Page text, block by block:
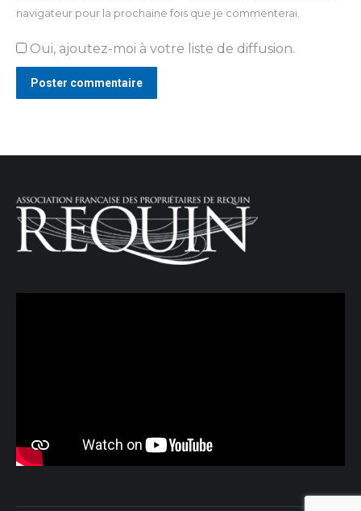
navigateur pour la prochaine fois que je commenterai.
Oui, ajoutez-moi à votre liste de diffusion.
Poster commentaire